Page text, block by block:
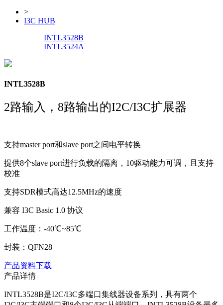
>
I3C HUB
INTL3528B
INTL3524A
INTL3528B
2路输入，8路输出的I2C/I3C扩展器
支持master port和slave port之间电平转换
提供8个slave port进行负载的隔离，10驱动能力可调，且支持
校准
支持SDR模式高达12.5MHz的速度
兼容 I3C Basic 1.0 协议
工作温度：-40℃~85℃
封装：QFN28
产品资料下载
产品详情
INTL3528B是I2C/I3C多端口集线器设备系列，具有两个